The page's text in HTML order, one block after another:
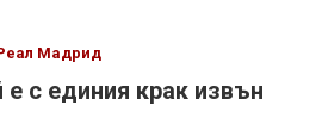
Мадрид
с единия крак извън